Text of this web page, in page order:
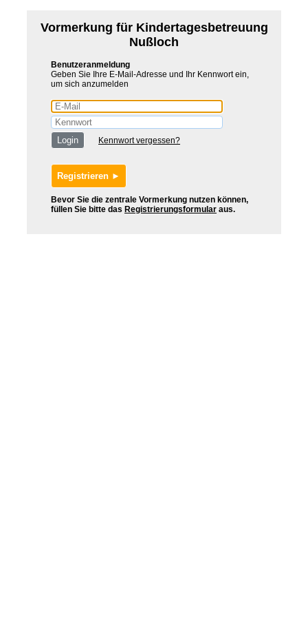
Vormerkung für Kindertagesbetreuung
Nußloch
Benutzeranmeldung
Geben Sie Ihre E-Mail-Adresse und Ihr Kennwort ein,
um sich anzumelden
Kennwort vergessen?
Bevor Sie die zentrale Vormerkung nutzen können,
füllen Sie bitte das Registrierungsformular aus.